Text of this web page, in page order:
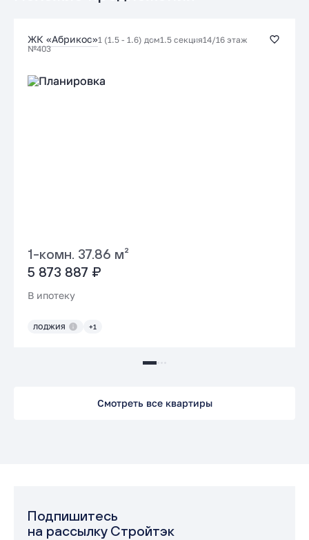
ЖК «Абрикос»1 (1.5 - 1.6) дом1.5 секция14/16 этаж
№403
1-комн. 37.86 м²
5 873 887 ₽
В ипотеку
ЛОДЖИЯ +1
Смотреть все квартиры
Подпишитесь
на рассылку Стройтэк